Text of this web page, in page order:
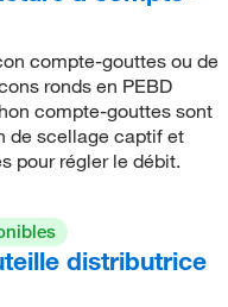
compte-gouttes ou de
ronds en PEBD
compte-gouttes sont
de scellage captif et
pour régler le débit.
distributrice